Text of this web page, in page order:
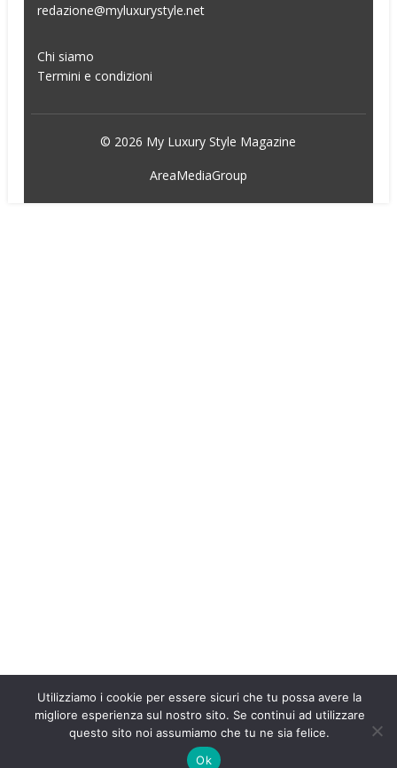
redazione@myluxurystyle.net
Chi siamo
Termini e condizioni
© 2026 My Luxury Style Magazine
AreaMediaGroup
Utilizziamo i cookie per essere sicuri che tu possa avere la
migliore esperienza sul nostro sito. Se continui ad utilizzare
questo sito noi assumiamo che tu ne sia felice.
Ok